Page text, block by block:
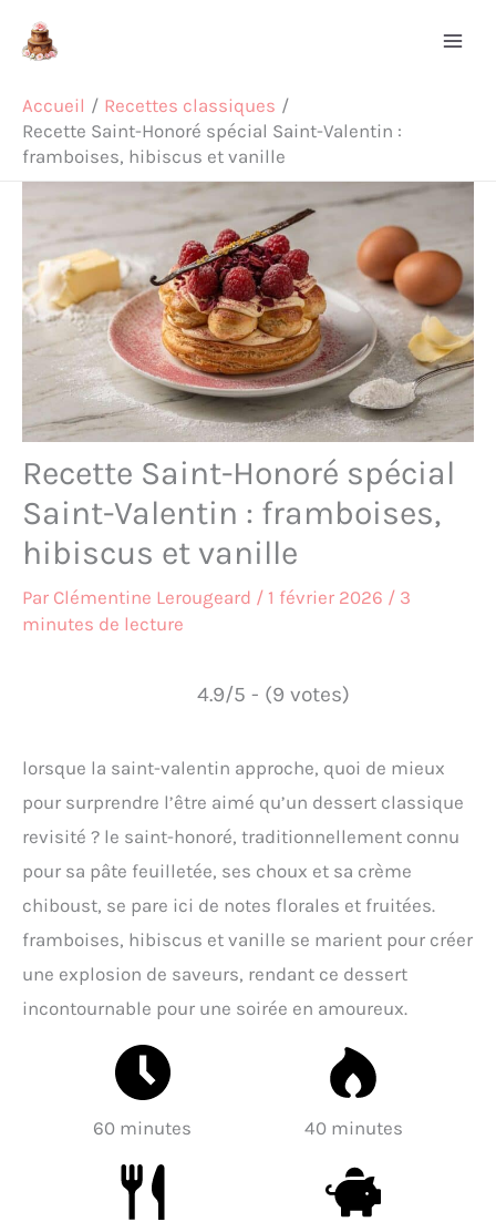
Accueil
Recettes classiques
Recette Saint-Honoré spécial Saint-Valentin :
framboises, hibiscus et vanille
Recette Saint-Honoré spécial
Saint-Valentin : framboises,
hibiscus et vanille
Par Clémentine Lerougeard / 1 février 2026 / 3
minutes de lecture
4.9/5 - (9 votes)
lorsque la saint-valentin approche, quoi de mieux
pour surprendre l’être aimé qu’un dessert classique
revisité ? le saint-honoré, traditionnellement connu
pour sa pâte feuilletée, ses choux et sa crème
chiboust, se pare ici de notes florales et fruitées.
framboises, hibiscus et vanille se marient pour créer
une explosion de saveurs, rendant ce dessert
incontournable pour une soirée en amoureux.
60 minutes 40 minutes
Rechercher